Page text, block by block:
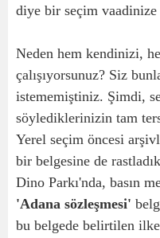
diye bir seçim vaadinize
Neden hem kendinizi,
çalışıyorsunuz? Siz
istememiştiniz. Şimdi,
söylediklerinizin tam
Yerel seçim öncesi
bir belgesine de
Dino Parkı'nda, basın
'Adana sözleşmesi'
bu belgede belirtilen